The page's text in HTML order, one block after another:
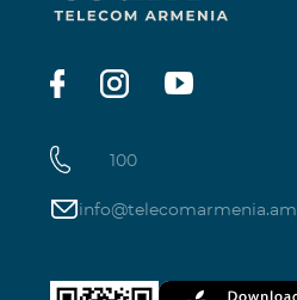
100
info@telecomarmenia.am